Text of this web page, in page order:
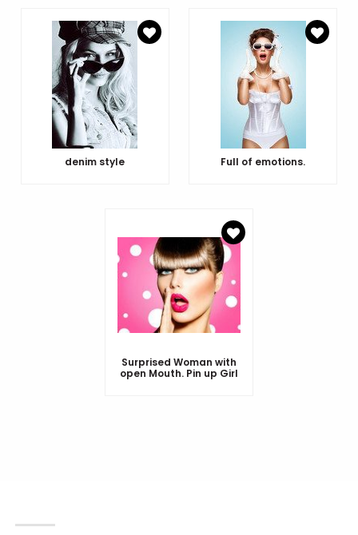
denim style Full of emotions.
Surprised Woman with
open Mouth. Pin up Girl